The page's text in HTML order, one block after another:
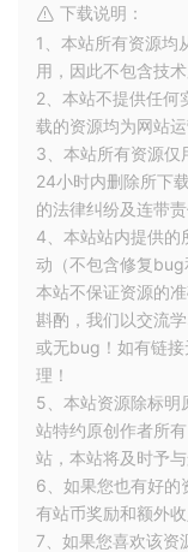
PluginActivity 的
class
override
fun
{
super
valtype =
ist”
下载说明：
1、本站所有资源均
用，因此不包含技
2、本站不提供任何
载的资源均为网站
3、本站所有资源仅
24小时内删除所下
的法律纠纷及连带
4、本站站内提供的
动（不包含修复
本站不保证资源的
斟酌，我们以交流
或无bug！如有链
理！
5、本站资源除标明
站特约原创作者所
站，本站将及时予
6、如果您也有好的
有站币奖励和额外收
7、如果您喜欢该资